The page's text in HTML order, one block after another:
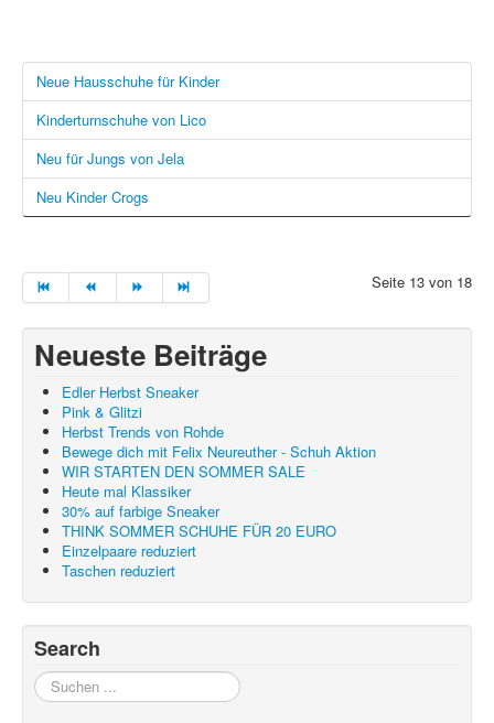
Neue Hausschuhe für Kinder
Kinderturnschuhe von Lico
Neu für Jungs von Jela
Neu Kinder Crogs
Seite 13 von 18
Neueste Beiträge
Edler Herbst Sneaker
Pink & Glitzi
Herbst Trends von Rohde
Bewege dich mit Felix Neureuther - Schuh Aktion
WIR STARTEN DEN SOMMER SALE
Heute mal Klassiker
30% auf farbige Sneaker
THINK SOMMER SCHUHE FÜR 20 EURO
Einzelpaare reduziert
Taschen reduziert
Search
Suchen
...